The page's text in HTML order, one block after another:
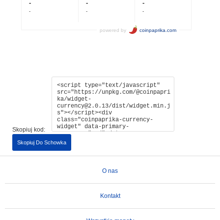
Skopiuj kod:
Skopiuj Do Schowka
O nas
Kontakt